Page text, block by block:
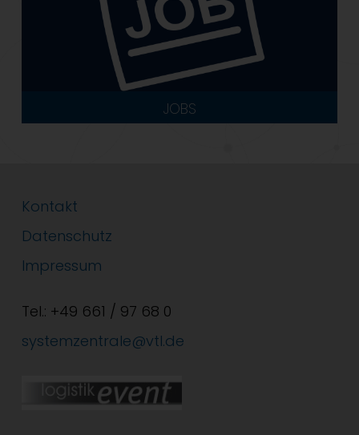
JOBS
Kontakt
Datenschutz
Impressum
Tel.: +49 661 / 97 68 0
systemzentrale@vtl.de